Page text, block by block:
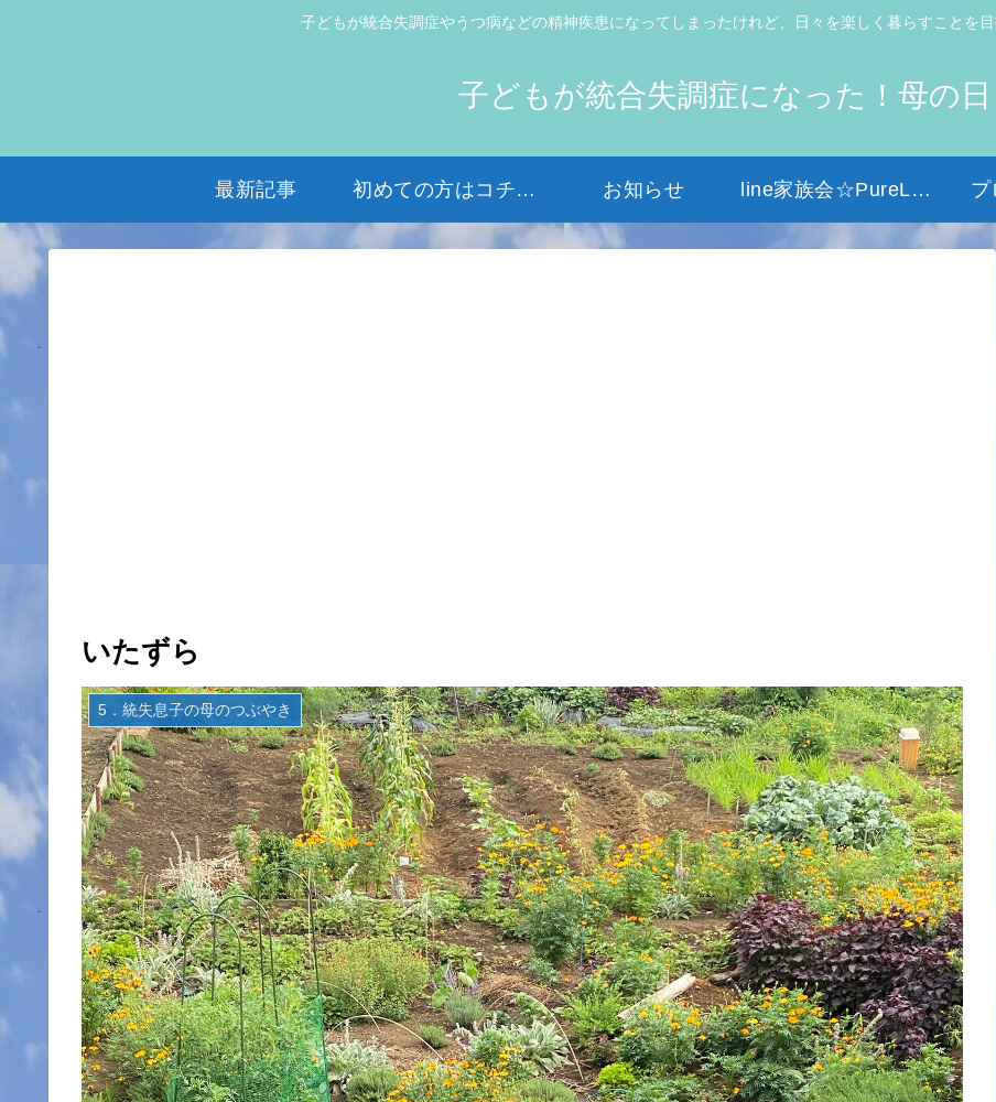
子どもが統合失調症やうつ病などの精神疾患になってしまったけれど、日々を楽しく暮らすことを
子どもが統合失調症になった！母の日
最新記事 初めての方はコチラから お知らせ line家族会☆PureLight☆ プ
いたずら
5．統失息子の母のつぶやき